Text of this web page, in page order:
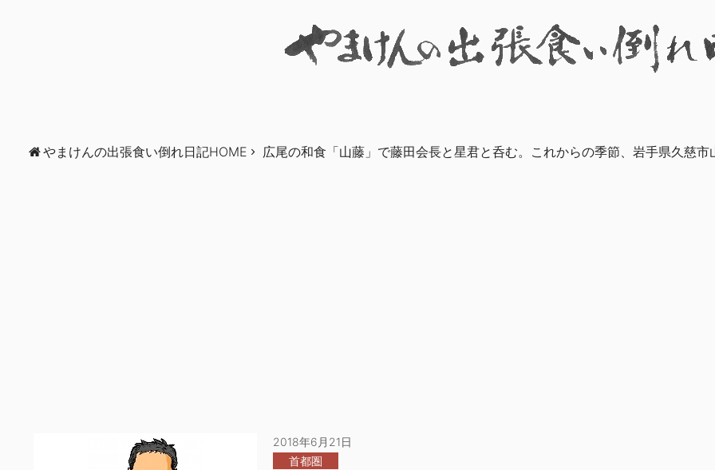
やまけんの出張食い倒れ日記HOME 広尾の和食「山藤」で藤田会長と星君と呑む。これからの季節、岩手県久慈市
2018年6月21日
首都圏